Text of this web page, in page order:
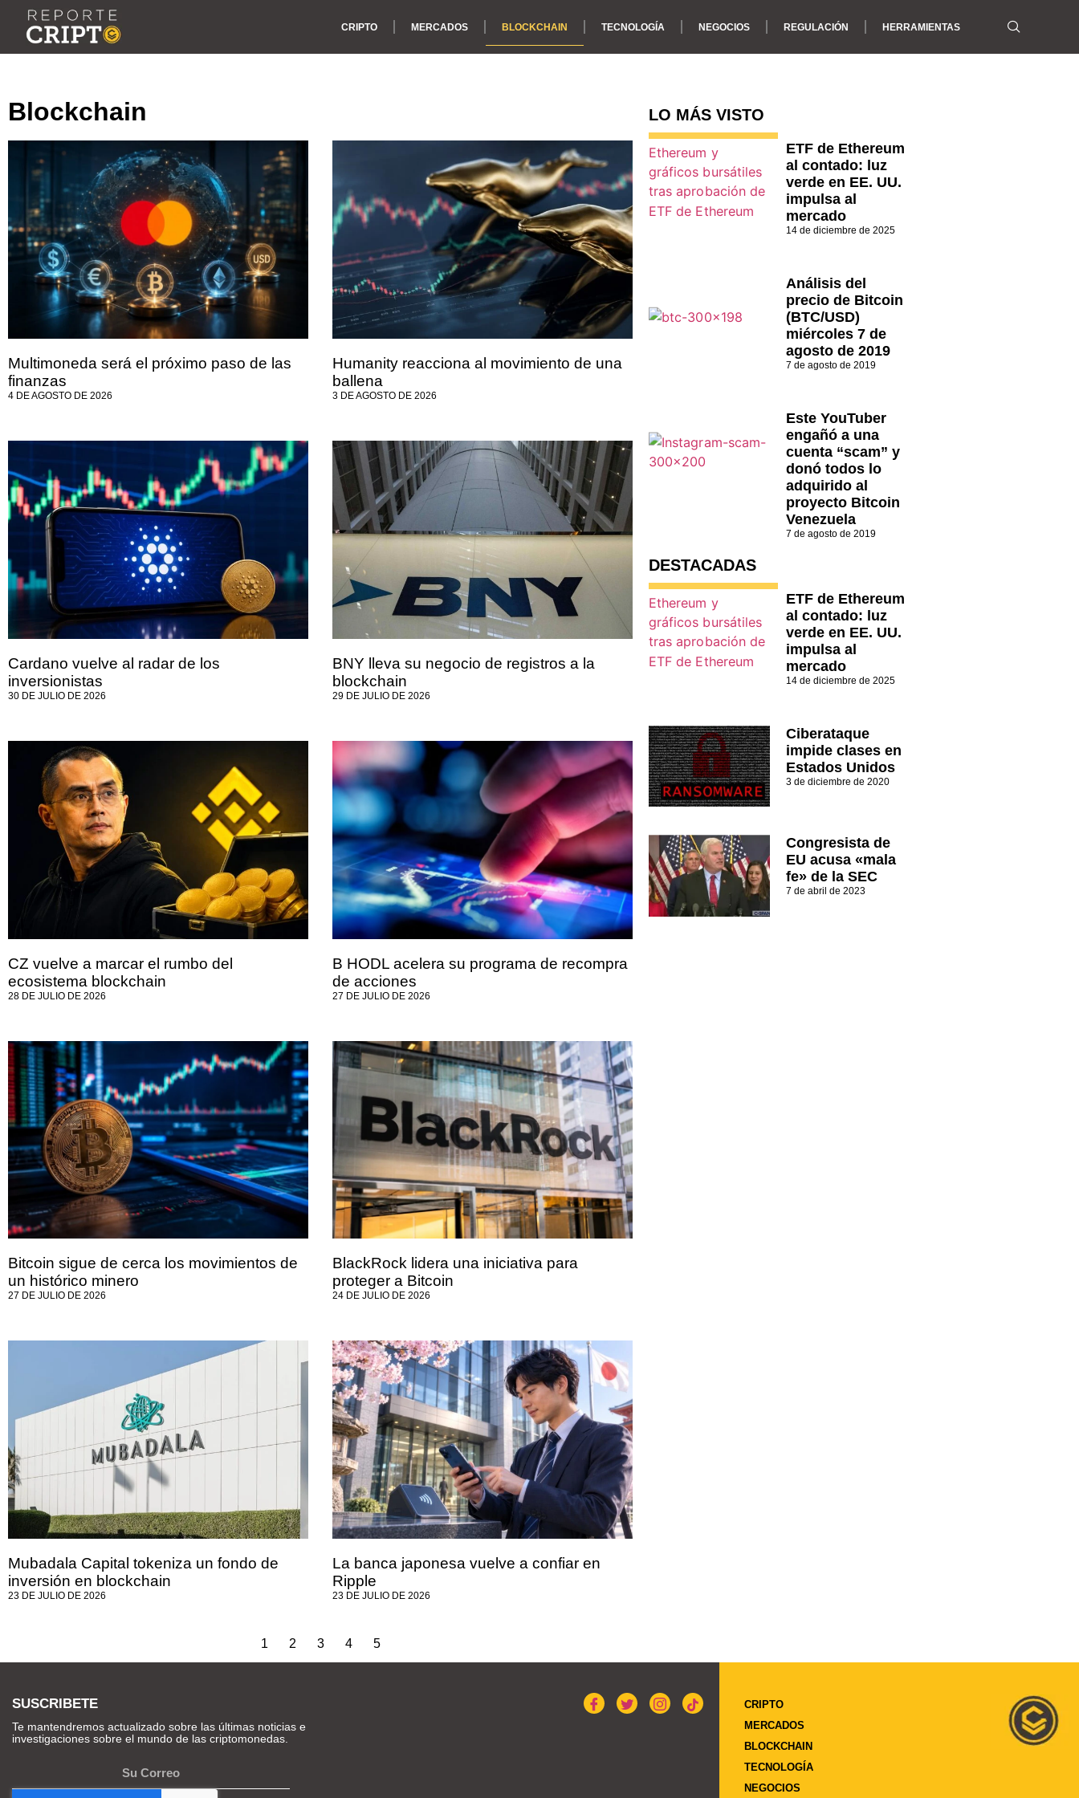
CRIPTO MERCADOS BLOCKCHAIN TECNOLOGÍA NEGOCIOS REGULACIÓN HERRAMIENTAS
Blockchain
Multimoneda será el próximo paso de las
finanzas
4 DE AGOSTO DE 2026
Humanity reacciona al movimiento de una
ballena
3 DE AGOSTO DE 2026
Cardano vuelve al radar de los
inversionistas
30 DE JULIO DE 2026
BNY lleva su negocio de registros a la
blockchain
29 DE JULIO DE 2026
CZ vuelve a marcar el rumbo del
ecosistema blockchain
28 DE JULIO DE 2026
B HODL acelera su programa de recompra
de acciones
27 DE JULIO DE 2026
Bitcoin sigue de cerca los movimientos de
un histórico minero
27 DE JULIO DE 2026
BlackRock lidera una iniciativa para
proteger a Bitcoin
24 DE JULIO DE 2026
Mubadala Capital tokeniza un fondo de
inversión en blockchain
23 DE JULIO DE 2026
La banca japonesa vuelve a confiar en
Ripple
23 DE JULIO DE 2026
1 2 3 4 5
LO MÁS VISTO
ETF de Ethereum
al contado: luz
verde en EE. UU.
impulsa al
mercado
14 de diciembre de 2025
Análisis del
precio de Bitcoin
(BTC/USD)
miércoles 7 de
agosto de 2019
7 de agosto de 2019
Este YouTuber
engañó a una
cuenta “scam” y
donó todos lo
adquirido al
proyecto Bitcoin
Venezuela
7 de agosto de 2019
DESTACADAS
ETF de Ethereum
al contado: luz
verde en EE. UU.
impulsa al
mercado
14 de diciembre de 2025
Ciberataque
impide clases en
Estados Unidos
3 de diciembre de 2020
Congresista de
EU acusa «mala
fe» de la SEC
7 de abril de 2023
SUSCRIBETE
Te mantendremos actualizado sobre las últimas noticias e
investigaciones sobre el mundo de las criptomonedas.
CRIPTO
MERCADOS
BLOCKCHAIN
TECNOLOGÍA
NEGOCIOS